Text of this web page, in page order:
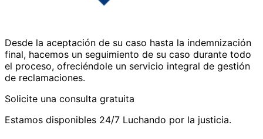
Desde la aceptación de su caso hasta la indemnización
final, hacemos un seguimiento de su caso durante todo
el proceso, ofreciéndole un servicio integral de gestión
de reclamaciones.
Solicite una consulta gratuita
Estamos disponibles 24/7 Luchando por la justicia.